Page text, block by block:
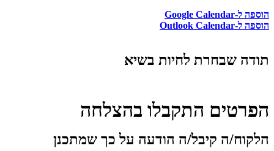
הוספה ל-Google Calendar
הוספה ל-Outlook Calendar
תודה שבחרת לחיות בשיא
הפרטים התקבלו בהצלחה
הלקוח/ה קיבל/ה הודעה על כך שמתכנן